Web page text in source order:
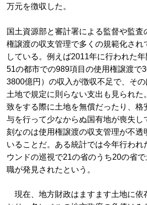
万元を徴収した。
国土資源部と審計署による監督や監査
権譲渡の収支管理で多くの規範化され
している。例えば2011年に行われた
51の都市での989項目の使用権譲渡で
3800億円）の収入が徴収不足で、そ
土地で規定に則らない支出も見られた
致をする際に土地を無償だったり、格
与を行って少なからぬ国有地が喪失し
刻なのは使用権譲渡の収支管理が不透
いることだ。ある統計では今年行われ
ウンドの巡視で21の省のうち20の省
職が発見されたという。
現在、地方財政はますます土地に依